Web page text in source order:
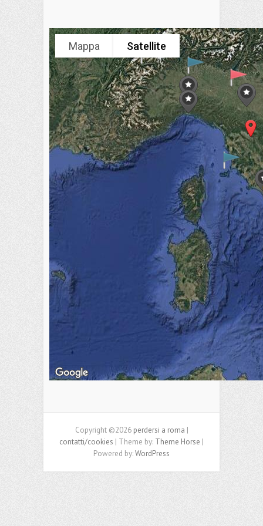
Mappa Satellite
Copyright ©2026 perdersi a roma |
contatti/cookies | Theme by: Theme Horse |
Powered by:WordPress